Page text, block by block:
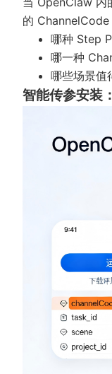
的 ChannelCode
哪种 Step
哪一种
哪些场景值
智能传参安装